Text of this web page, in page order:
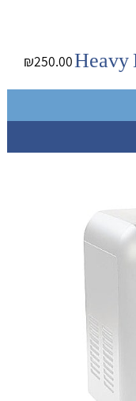
₪250.00